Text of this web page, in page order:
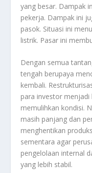
yang besar. Dampak
pekerja. Dampak ini
pasok. Situasi ini
listrik. Pasar ini
Dengan semua
tengah berupaya
kembali.
para investor
memulihkan kondisi.
masih panjang dan
menghentikan
sementara agar
pengelolaan internal
yang lebih stabil.